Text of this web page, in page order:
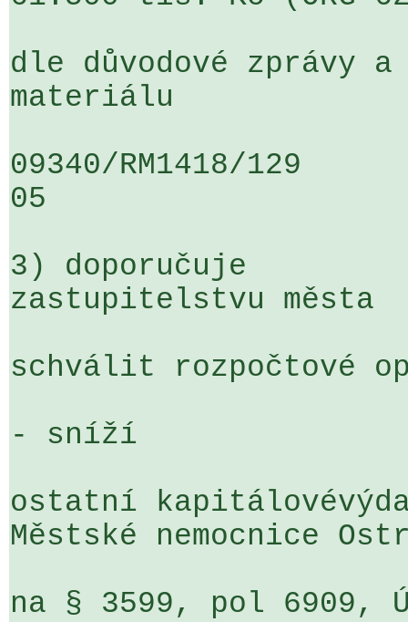
dle důvodové zprávy
materiálu
09340/RM1418/
05
3) doporučuje
zastupitelstvu města
schválit rozpočtové
- sníží
ostatní
Městské nemocnice
na § 3599, pol 6909,